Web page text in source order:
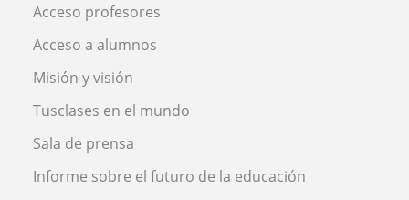
Acceso profesores
Acceso a alumnos
Misión y visión
Tusclases en el mundo
Sala de prensa
Informe sobre el futuro de la educación